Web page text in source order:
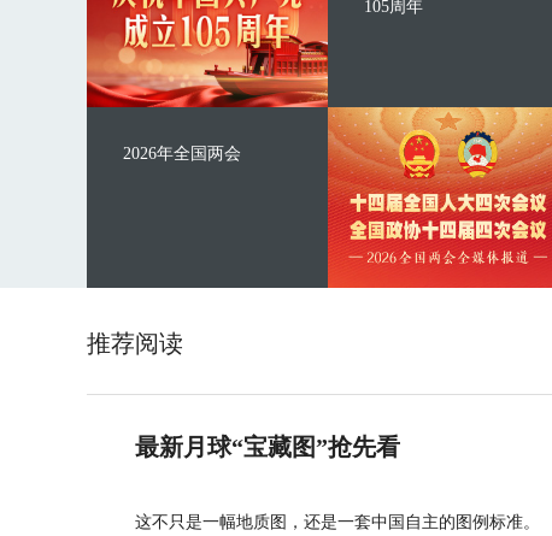
105周年
2026年全国两会
推荐阅读
最新月球“宝藏图”抢先看
这不只是一幅地质图，还是一套中国自主的图例标准。